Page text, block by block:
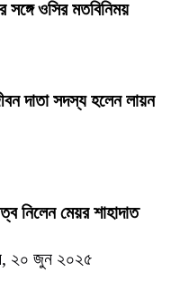
সঙ্গে ওসির মতবিনিময়
দাতা সদস্য হলেন লায়ন
নিলেন মেয়র শাহাদাত
২০ জুন ২০২৫